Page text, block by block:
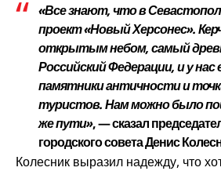
«Все знают, что в
проект «Новый Херсонес».
открытым небом, самый
Российский Федерации, и у нас
памятники античности и
туристов. Нам можно было
же пути», — сказал
городского совета Денис
Колесник выразил надежду, что